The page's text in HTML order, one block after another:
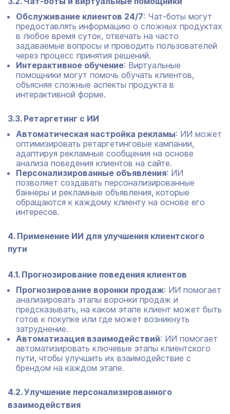
Обслуживание клиентов 24/7: Чат-боты могут
предоставлять информацию о сложных продуктах
в любое время суток, отвечать на часто
задаваемые вопросы и проводить пользователей
через процесс принятия решений.
Интерактивное обучение: Виртуальные
помощники могут помочь обучать клиентов,
объясняя сложные аспекты продукта в
интерактивной форме.
3.3. Ретаргетинг с ИИ
Автоматическая настройка рекламы: ИИ может
оптимизировать ретаргетинговые кампании,
адаптируя рекламные сообщения на основе
анализа поведения клиентов на сайте.
Персонализированные объявления: ИИ
позволяет создавать персонализированные
баннеры и рекламные объявления, которые
обращаются к каждому клиенту на основе его
интересов.
4. Применение ИИ для улучшения клиентского
пути
4.1. Прогнозирование поведения клиентов
Прогнозирование воронки продаж: ИИ помогает
анализировать этапы воронки продаж и
предсказывать, на каком этапе клиент может быть
готов к покупке или где может возникнуть
затруднение.
Автоматизация взаимодействий: ИИ помогает
автоматизировать ключевые этапы клиентского
пути, чтобы улучшить их взаимодействие с
брендом на каждом этапе.
4.2. Улучшение персонализированного
взаимодействия